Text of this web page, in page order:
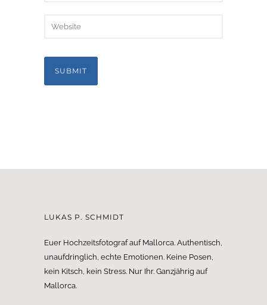
LUKAS P. SCHMIDT
Euer Hochzeitsfotograf auf Mallorca. Authentisch,
unaufdringlich, echte Emotionen. Keine Posen,
kein Kitsch, kein Stress. Nur Ihr. Ganzjährig auf
Mallorca.